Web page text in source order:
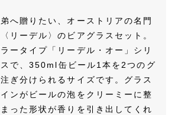
へ贈りたい、オーストリアの名門
リーデル〉のビアグラスセット。
ータイプ「リーデル・オー」シリ
で、350ml缶ビール1本を2つのグ
ぎ分けられるサイズです。グラス
ンがビールの泡をクリーミーに整
った形状が香りを引き出してくれ